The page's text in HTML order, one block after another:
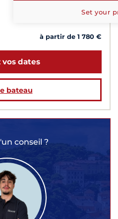
à partir de 1 780 €
vos dates
bateau
conseil ?
Set your